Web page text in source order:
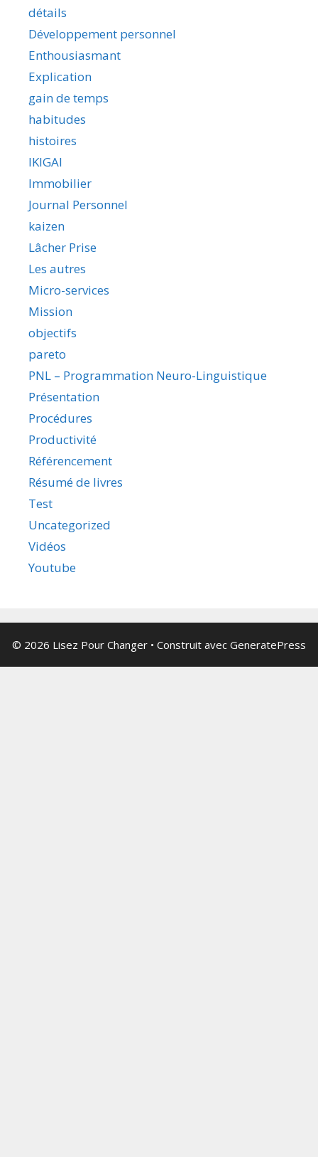
détails
Développement personnel
Enthousiasmant
Explication
gain de temps
habitudes
histoires
IKIGAI
Immobilier
Journal Personnel
kaizen
Lâcher Prise
Les autres
Micro-services
Mission
objectifs
pareto
PNL – Programmation Neuro-Linguistique
Présentation
Procédures
Productivité
Référencement
Résumé de livres
Test
Uncategorized
Vidéos
Youtube
© 2026 Lisez Pour Changer • Construit avec GeneratePress